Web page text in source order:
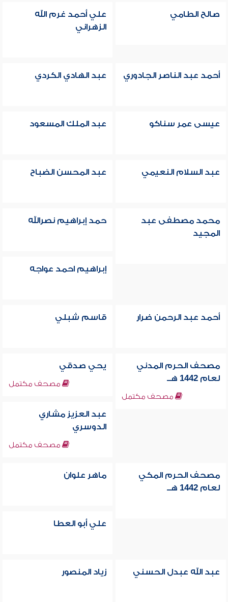
صالح الطامي
علي أحمد غرم الله
الزهراني
أحمد عبد الناصر الجادوري عبد الهادي الكردي
عيسى عمر سناكو عبد الملك المسعود
عبد السلام النعيمي عبد المحسن الضباح
محمد مصطفى عبد
المجيد
حمد إبراهيم نصرالله
إبراهيم احمد عواجه
أحمد عبد الرحمن ضرار قاسم شبلي
مصحف الحرم المدني
لعام 1442 هــ
مصحف مكتمل
يحي صدقي
مصحف مكتمل
عبد العزيز مشاري
الدوسري
مصحف مكتمل
مصحف الحرم المكي
لعام 1442 هــ
ماهر علوان
علي أبو العطا
عبد الله عبدل الحسني زياد المنصور